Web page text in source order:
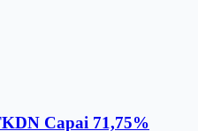
Capai 71,75%